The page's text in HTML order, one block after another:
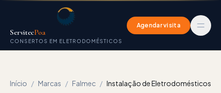
ServitecPoa
CONSERTOS EM ELETRODOMÉSTICOS
Agendar visita
Início / Marcas / Falmec / Instalação de Eletrodomésticos